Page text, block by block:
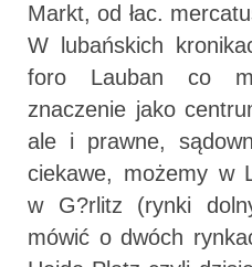
Markt, od łac.
W lubańskich
foro Lauban co
znaczenie jako
ale i prawne,
ciekawe, możemy w
w G?rlitz (rynki
mówić o dwóch